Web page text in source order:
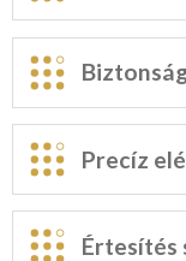
Precíz
Értesítés